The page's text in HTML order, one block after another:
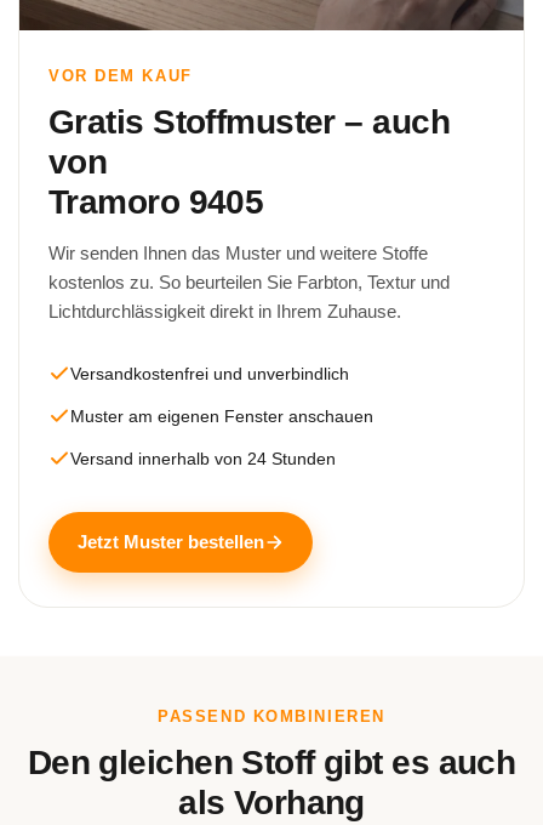
VOR DEM KAUF
Gratis Stoffmuster – auch
von
Tramoro 9405
Wir senden Ihnen das Muster und weitere Stoffe
kostenlos zu. So beurteilen Sie Farbton, Textur und
Lichtdurchlässigkeit direkt in Ihrem Zuhause.
Versandkostenfrei und unverbindlich
Muster am eigenen Fenster anschauen
Versand innerhalb von 24 Stunden
Jetzt Muster bestellen
PASSEND KOMBINIEREN
Den gleichen Stoff gibt es auch
als Vorhang